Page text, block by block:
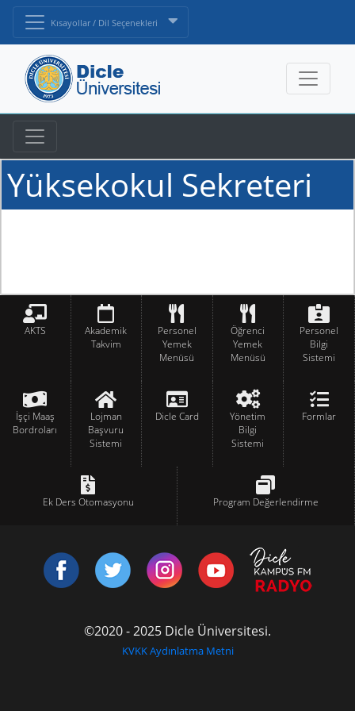
Kısayollar / Dil Seçenekleri
Yüksekokul Sekreteri
AKTS
Akademik
Takvim
Personel
Yemek
Menüsü
Öğrenci
Yemek
Menüsü
Personel
Bilgi
Sistemi
İşçi Maaş
Bordroları
Lojman
Başvuru
Sistemi
Dicle Card
Yönetim
Bilgi
Sistemi
Formlar
Ek Ders Otomasyonu Program Değerlendirme
©2020 - 2025 Dicle Üniversitesi.
KVKK Aydınlatma Metni